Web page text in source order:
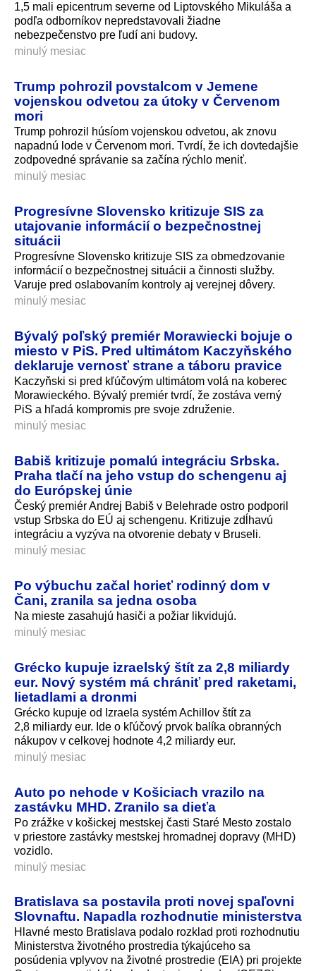
1,5 mali epicentrum severne od Liptovského Mikuláša a
podľa odborníkov nepredstavovali žiadne
nebezpečenstvo pre ľudí ani budovy.
minulý mesiac
Trump pohrozil povstalcom v Jemene
vojenskou odvetou za útoky v Červenom
mori
Trump pohrozil húsíom vojenskou odvetou, ak znovu
napadnú lode v Červenom mori. Tvrdí, že ich dovtedajšie
zodpovedné správanie sa začína rýchlo meniť.
minulý mesiac
Progresívne Slovensko kritizuje SIS za
utajovanie informácií o bezpečnostnej
situácii
Progresívne Slovensko kritizuje SIS za obmedzovanie
informácií o bezpečnostnej situácii a činnosti služby.
Varuje pred oslabovaním kontroly aj verejnej dôvery.
minulý mesiac
Bývalý poľský premiér Morawiecki bojuje o
miesto v PiS. Pred ultimátom Kaczyňského
deklaruje vernosť strane a táboru pravice
Kaczyňski si pred kľúčovým ultimátom volá na koberec
Morawieckého. Bývalý premiér tvrdí, že zostáva verný
PiS a hľadá kompromis pre svoje združenie.
minulý mesiac
Babiš kritizuje pomalú integráciu Srbska.
Praha tlačí na jeho vstup do schengenu aj
do Európskej únie
Český premiér Andrej Babiš v Belehrade ostro podporil
vstup Srbska do EÚ aj schengenu. Kritizuje zdĺhavú
integráciu a vyzýva na otvorenie debaty v Bruseli.
minulý mesiac
Po výbuchu začal horieť rodinný dom v
Čani, zranila sa jedna osoba
Na mieste zasahujú hasiči a požiar likvidujú.
minulý mesiac
Grécko kupuje izraelský štít za 2,8 miliardy
eur. Nový systém má chrániť pred raketami,
lietadlami a dronmi
Grécko kupuje od Izraela systém Achillov štít za
2,8 miliardy eur. Ide o kľúčový prvok balíka obranných
nákupov v celkovej hodnote 4,2 miliardy eur.
minulý mesiac
Auto po nehode v Košiciach vrazilo na
zastávku MHD. Zranilo sa dieťa
Po zrážke v košickej mestskej časti Staré Mesto zostalo
v priestore zastávky mestskej hromadnej dopravy (MHD)
vozidlo.
minulý mesiac
Bratislava sa postavila proti novej spaľovni
Slovnaftu. Napadla rozhodnutie ministerstva
Hlavné mesto Bratislava podalo rozklad proti rozhodnutiu
Ministerstva životného prostredia týkajúceho sa
posúdenia vplyvov na životné prostredie (EIA) pri projekte